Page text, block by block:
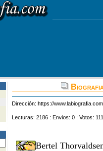
Dirección: https://
Lecturas: 2186 : Envios: 0 : Votos:
Bertel